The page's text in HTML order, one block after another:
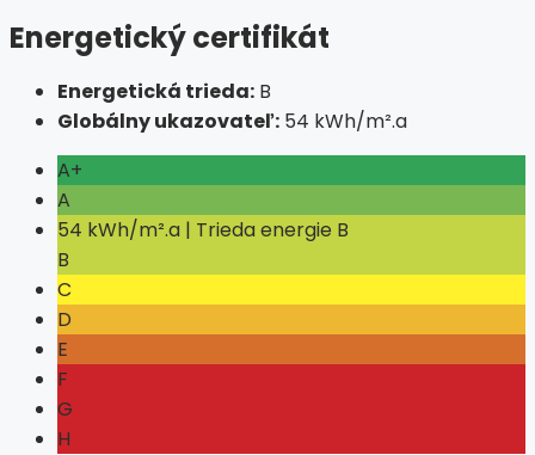
Energetický certifikát
Energetická trieda: B
Globálny ukazovateľ: 54 kWh/m².a
A+
A
54 kWh/m².a | Trieda energie B
B
C
D
E
F
G
H